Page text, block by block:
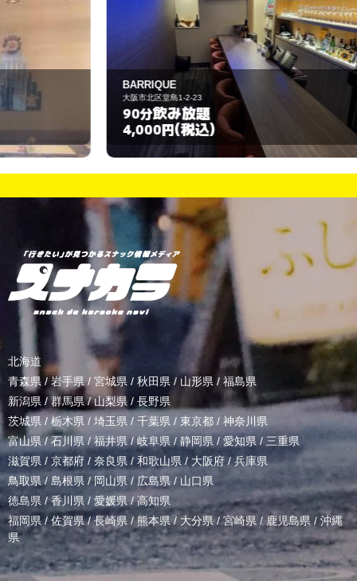
大阪市北区堂島1-2-23
飲み放題
4,000円 (税込)
北海道
青森県 / 岩手県/ 宮城県 / 秋田県 / 山形県/ 福島県
新潟県 /群馬県/山梨県 / 長野県
茨城県 / 栃木県 / 埼玉県 / 千葉県 / 東京都 / 神奈川県
富山県 /石川県/福井県/岐阜県 / 静岡県 / 愛知県 / 三重県
滋賀県 / 京都府 / 奈良県 / 和歌山県/ 大阪府 /兵庫県
鳥取県/ 島根県 /岡山県/ 広島県 / 山口県
徳島県 /香川県 / 愛媛県/高知県
福岡県/佐賀県/長崎県 /熊本県/ 大分県/宮崎県 /鹿児島県 / 沖縄
県